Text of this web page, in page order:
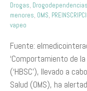
Drogas, Drogodependencias
menores, OMS,
vapeo
Fuente:
‘Comportamiento de
(‘HBSC’), llevado a
Salud (OMS), ha